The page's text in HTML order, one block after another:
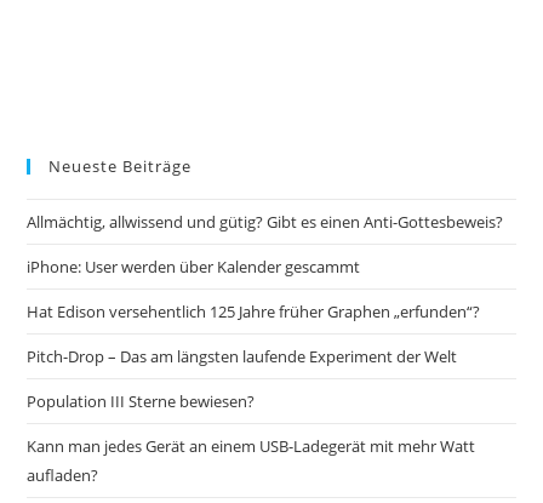
Neueste Beiträge
Allmächtig, allwissend und gütig? Gibt es einen Anti-Gottesbeweis?
iPhone: User werden über Kalender gescammt
Hat Edison versehentlich 125 Jahre früher Graphen „erfunden“?
Pitch-Drop – Das am längsten laufende Experiment der Welt
Population III Sterne bewiesen?
Kann man jedes Gerät an einem USB-Ladegerät mit mehr Watt
aufladen?